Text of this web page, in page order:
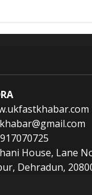
House, Lane
Dehradun,